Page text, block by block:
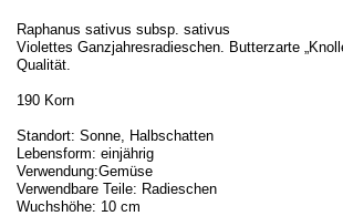
Raphanus sativus subsp. sativus
Violettes Ganzjahresradieschen. Butterzarte
Qualität.
190 Korn
Standort: Sonne, Halbschatten
Lebensform: einjährig
Verwendung:Gemüse
Verwendbare Teile: Radieschen
Wuchshöhe: 10 cm